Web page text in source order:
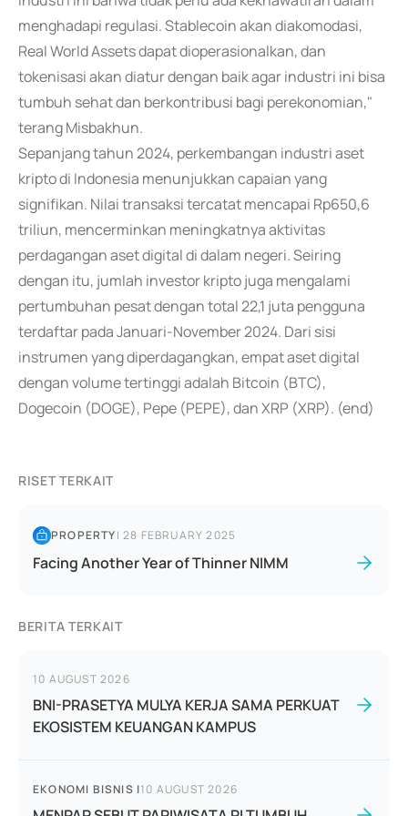
menghadapi regulasi. Stablecoin akan diakomodasi,
Real World Assets dapat dioperasionalkan, dan
tokenisasi akan diatur dengan baik agar industri ini bisa
tumbuh sehat dan berkontribusi bagi perekonomian,"
terang Misbakhun.
Sepanjang tahun 2024, perkembangan industri aset
kripto di Indonesia menunjukkan capaian yang
signifikan. Nilai transaksi tercatat mencapai Rp650,6
triliun, mencerminkan meningkatnya aktivitas
perdagangan aset digital di dalam negeri. Seiring
dengan itu, jumlah investor kripto juga mengalami
pertumbuhan pesat dengan total 22,1 juta pengguna
terdaftar pada Januari-November 2024. Dari sisi
instrumen yang diperdagangkan, empat aset digital
dengan volume tertinggi adalah Bitcoin (BTC),
Dogecoin (DOGE), Pepe (PEPE), dan XRP (XRP). (end)
RISET TERKAIT
PROPERTY|28 FEBRUARY 2025
Facing Another Year of Thinner NIMM
BERITA TERKAIT
10 AUGUST 2026
BNI-PRASETYA MULYA KERJA SAMA PERKUAT
EKOSISTEM KEUANGAN KAMPUS
EKONOMI BISNIS |10 AUGUST 2026